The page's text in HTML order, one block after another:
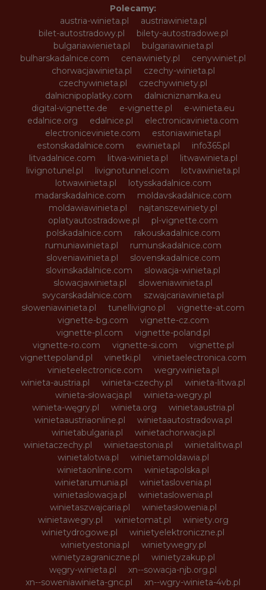
Polecamy:
austria-winieta.pl
austriawinieta.pl
bilet-autostradowy.pl
bilety-autostradowe.pl
bulgariawienieta.pl
bulgariawinieta.pl
bulharskadalnice.com
cenawiniety.pl
cenywiniet.pl
chorwacjawinieta.pl
czechy-winieta.pl
czechywinieta.pl
czechywiniety.pl
dalnicnipoplatky.com
dalnicniznamka.eu
digital-vignette.de
e-vignette.pl
e-winieta.eu
edalnice.org
edalnice.pl
electronicavinieta.com
electroniceviniete.com
estoniawinieta.pl
estonskadalnice.com
ewinieta.pl
info365.pl
litvadalnice.com
litwa-winieta.pl
litwawinieta.pl
livignotunel.pl
livignotunnel.com
lotvawinieta.pl
lotwawinieta.pl
lotysskadalnice.com
madarskadalnice.com
moldavskadalnice.com
moldawiawinieta.pl
najtanszewiniety.pl
oplatyautostradowe.pl
pl-vignette.com
polskadalnice.com
rakouskadalnice.com
rumuniawinieta.pl
rumunskadalnice.com
sloveniawinieta.pl
slovenskadalnice.com
slovinskadalnice.com
slowacja-winieta.pl
slowacjawinieta.pl
sloweniawinieta.pl
svycarskadalnice.com
szwajcariawinieta.pl
słoweniawinieta.pl
tunellivigno.pl
vignette-at.com
vignette-bg.com
vignette-cz.com
vignette-pl.com
vignette-poland.pl
vignette-ro.com
vignette-si.com
vignette.pl
vignettepoland.pl
vinetki.pl
vinietaelectronica.com
vinieteelectronice.com
wegrywinieta.pl
winieta-austria.pl
winieta-czechy.pl
winieta-litwa.pl
winieta-słowacja.pl
winieta-wegry.pl
winieta-węgry.pl
winieta.org
winietaaustria.pl
winietaaustriaonline.pl
winietaautostradowa.pl
winietabulgaria.pl
winietachorwacja.pl
winietaczechy.pl
winietaestonia.pl
winietalitwa.pl
winietalotwa.pl
winietamoldawia.pl
winietaonline.com
winietapolska.pl
winietarumunia.pl
winietaslovenia.pl
winietaslowacja.pl
winietaslowenia.pl
winietaszwajcaria.pl
winietasłowenia.pl
winietawegry.pl
winietomat.pl
winiety.org
winietydrogowe.pl
winietyelektroniczne.pl
winietyestonia.pl
winietywegry.pl
winietyzagraniczne.pl
winietyzakup.pl
węgry-winieta.pl
xn--sowacja-njb.org.pl
xn--soweniawinieta-gnc.pl
xn--wgry-winieta-4vb.pl